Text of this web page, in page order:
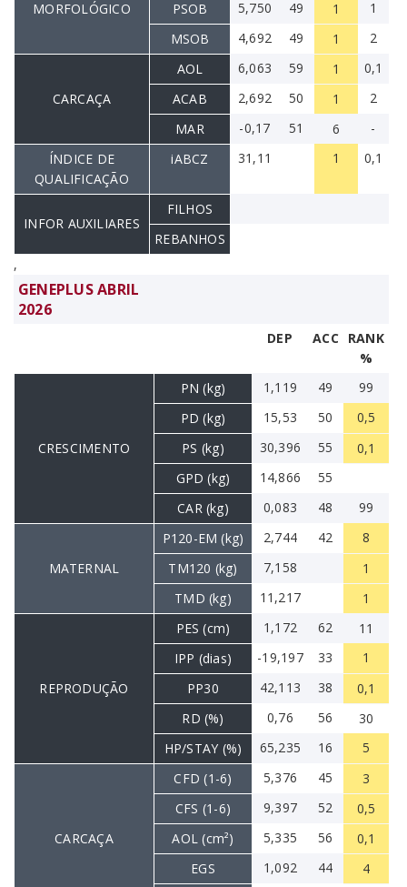
MORFOLÓGICO PSOB 5,750 49 1
1
MSOB
4,692 49 1 2
CARCAÇA
AOL 6,063 59 1
0,1
ACAB
2,692 50 1
2
MAR
-0,17 51 6
-
ÍNDICE DE
QUALIFICAÇÃO
iABCZ 31,11 1 0,1
INFOR AUXILIARES
FILHOS
REBANHOS
,
GENEPLUS ABRIL
2026
DEP ACC RANK
%
CRESCIMENTO
PN (kg) 1,119 49
99
PD (kg)
15,53 50
0,5
PS (kg)
30,396 55
0,1
GPD (kg)
14,866
55
CAR (kg)
0,083 48 99
MATERNAL
P120-EM (kg) 2,744 42
8
TM120 (kg)
7,158
1
TMD (kg)
11,217 1
REPRODUÇÃO
PES (cm) 1,172 62
11
IPP (dias)
-19,197 33
1
PP30
42,113 38
0,1
RD (%)
0,76 56
30
HP/STAY (%)
65,235 16 5
CARCAÇA
CFD (1-6) 5,376 45
3
CFS (1-6)
9,397 52
0,5
AOL (cm²)
5,335 56
0,1
EGS
1,092 44
4